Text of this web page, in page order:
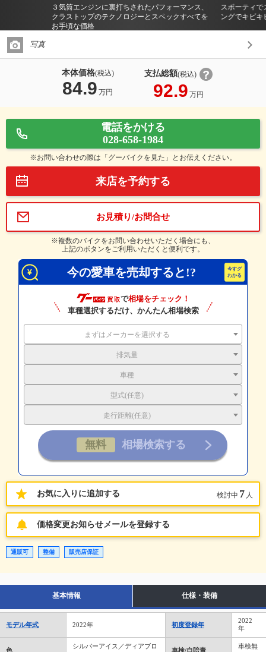
３気筒エンジンに裏打ちされたパフォーマンス、
クラストップのテクノロジーとスペックすべてを
お手頃な価格
スポーティ
ングでキビ
写真
本体価格(税込)
84.9 万円
支払総額(税込)
92.9 万円
電話をかける
028-658-1984
※お問い合わせの際は「グーバイクを見た」とお伝えください。
来店を予約する
お見積り/お問合せ
※複数のバイクをお問い合わせいただく場合にも、
上記のボタンをご利用いただくと便利です。
今の愛車を売却すると!?
で相場をチェック！
車種選択するだけ、かんたん相場検索
まずはメーカーを選択する
排気量
車種
型式(任意)
走行距離(任意)
お気に入りに追加する 検討中 7 人
価格変更お知らせメールを登録する
通販可 整備 販売店保証
基本情報 仕様・装備
モデル年式 2022年 初度登録年
2022
年
色
シルバーアイス／ディアブロ
車検/自賠責
車検無